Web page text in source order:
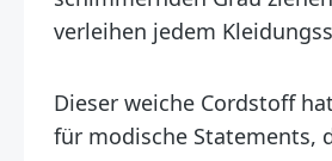
verleihen jedem
Dieser weiche Cordstoff
für modische Statements,